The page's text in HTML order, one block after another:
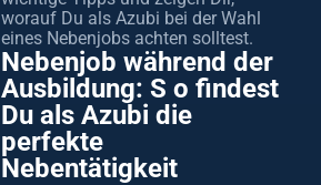
worauf Du als Azubi bei der Wahl
eines Nebenjobs achten solltest.
Nebenjob während der
Ausbildung: S o findest
Du als Azubi die
perfekte
Nebentätigkeit